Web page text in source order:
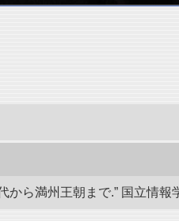
から満州王朝まで.” 国立情